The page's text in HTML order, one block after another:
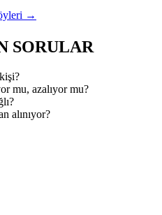
→
SORULAR
mu, azalıyor mu?
alınıyor?